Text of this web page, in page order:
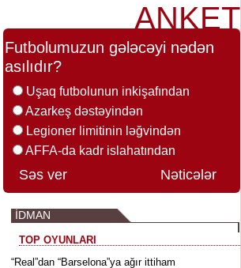
ANKET
Futbolumuzun gələcəyi nədən
asılıdır?
Uşaq futbolunun inkişafından
Azarkeş dəstəyindən
Legioner limitinin ləğvindən
AFFA-da kadr islahatından
Səs ver Nəticələr
İDMAN
TOP OYUNLARI
“Real”dan “Barselona”ya ağır ittiham